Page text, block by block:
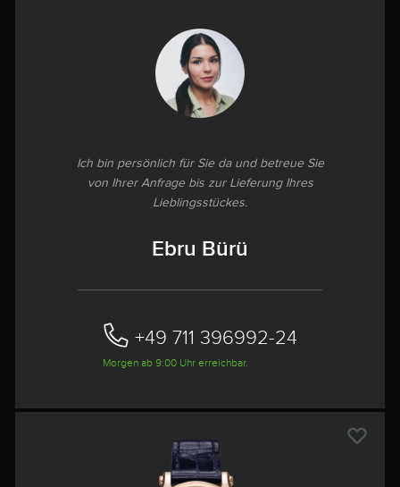
Ich bin persönlich für Sie da und betreue Sie
von Ihrer Anfrage bis zur Lieferung Ihres
Lieblingsstückes.
Ebru Bürü
+49 711 396992-24‬
Morgen ab 9:00 Uhr erreichbar.